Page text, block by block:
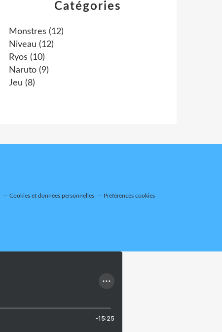
Catégories
Monstres (12)
Niveau (12)
Ryos (10)
Naruto (9)
Jeu (8)
Cookies et données personnelles Préférences cookies
-15:25